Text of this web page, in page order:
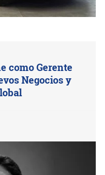
como Gerente
Negocios y